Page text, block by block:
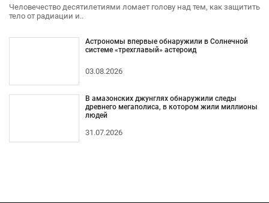
Человечество десятилетиями ломает голову над тем, как защитить
тело от радиации и..
Астрономы впервые обнаружили в Солнечной
системе «трехглавый» астероид
03.08.2026
В амазонских джунглях обнаружили следы
древнего мегаполиса, в котором жили миллионы
людей
31.07.2026